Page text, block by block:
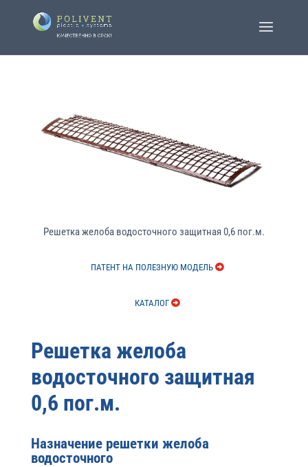
Решетка желоба водосточного защитная 0,6 пог.м.
ПАТЕНТ НА ПОЛЕЗНУЮ МОДЕЛЬ
КАТАЛОГ
Решетка желоба
водосточного защитная
0,6 пог.м.
Назначение решетки желоба
водосточного